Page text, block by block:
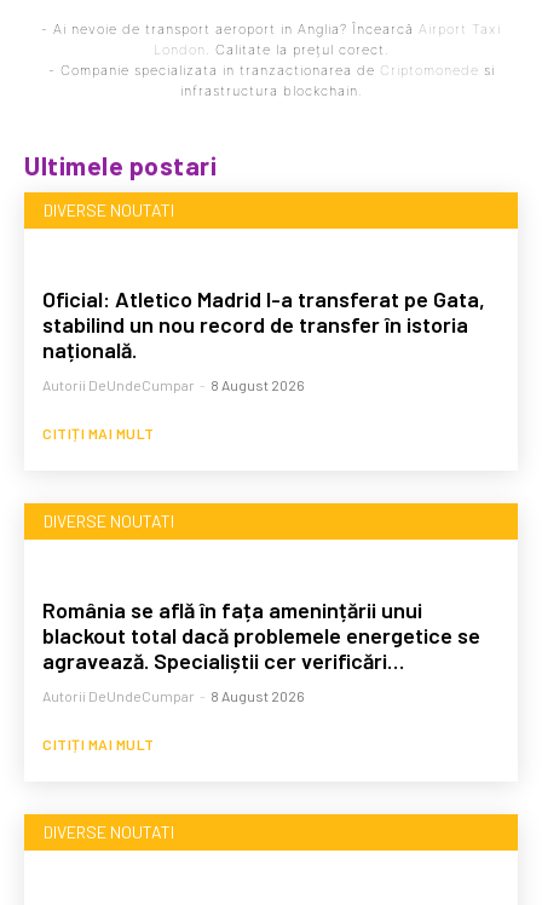
- Ai nevoie de transport aeroport in Anglia? Încearcă Airport Taxi
London
. Calitate la prețul corect.
- Companie specializata in tranzactionarea de Criptomonede si
infrastructura blockchain.
Ultimele postari
DIVERSE NOUTATI
Oficial: Atletico Madrid l-a transferat pe Gata,
stabilind un nou record de transfer în istoria
națională.
Autorii DeUndeCumpar - 8 August 2026
CITIȚI MAI MULT
DIVERSE NOUTATI
România se află în fața amenințării unui
blackout total dacă problemele energetice se
agravează. Specialiștii cer verificări…
Autorii DeUndeCumpar - 8 August 2026
CITIȚI MAI MULT
DIVERSE NOUTATI